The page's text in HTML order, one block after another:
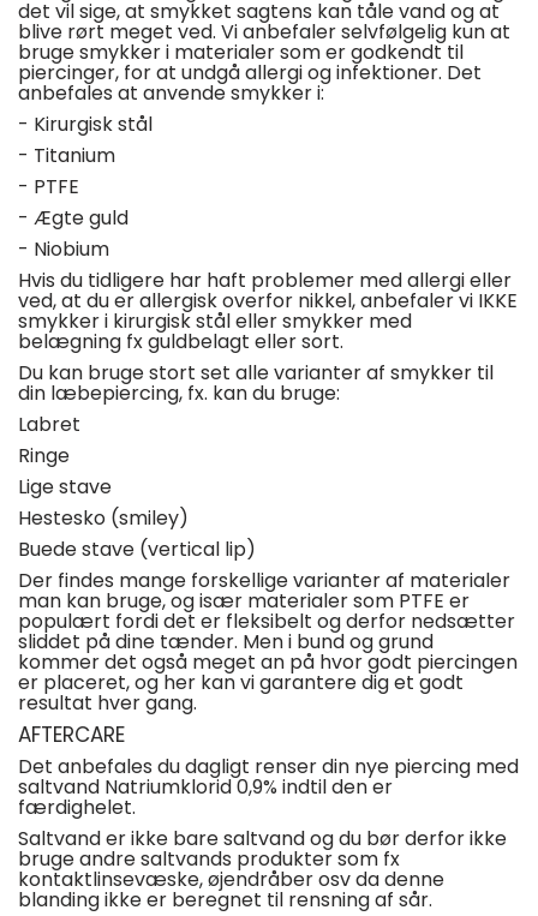
det vil sige, at smykket sagtens kan tåle vand og at
blive rørt meget ved. Vi anbefaler selvfølgelig kun at
bruge smykker i materialer som er godkendt til
piercinger, for at undgå allergi og infektioner. Det
anbefales at anvende smykker i:
- Kirurgisk stål
- Titanium
- PTFE
- Ægte guld
- Niobium
Hvis du tidligere har haft problemer med allergi eller
ved, at du er allergisk overfor nikkel, anbefaler vi IKKE
smykker i kirurgisk ståleller smykker med
belægning fx guldbelagt eller sort.
Du kan bruge stort set alle varianter af smykker til
din læbepiercing, fx. kan du bruge:
Labret
Ringe
Lige stave
Hestesko (smiley)
Buede stave (vertical lip)
Der findes mange forskellige varianter af materialer
man kan bruge, og især materialer som PTFE er
populært fordi det er fleksibelt og derfor nedsætter
sliddet på dine tænder. Men i bund og grund
kommer det også meget an på hvor godt piercingen
er placeret, og her kan vi garantere dig et godt
resultat hver gang.
AFTERCARE
Det anbefales du dagligt renser din nye piercing med
saltvand Natriumklorid 0,9% indtil den er
færdighelet.
Saltvand er ikke bare saltvand og du bør derfor ikke
bruge andre saltvands produkter som fx
kontaktlinsevæske, øjendråber osv da denne
blanding ikke er beregnet til rensning af sår.